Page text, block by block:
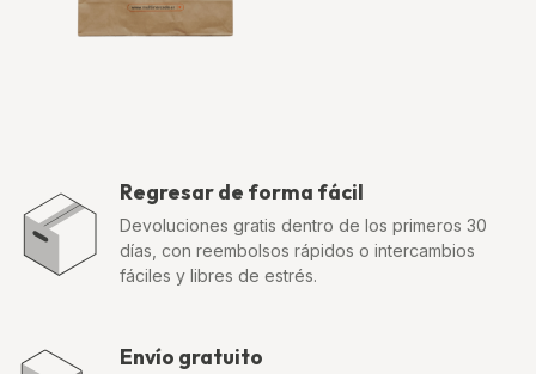
Regresar de forma fácil
Devoluciones gratis dentro de los primeros 30
días, con reembolsos rápidos o intercambios
fáciles y libres de estrés.
Envío gratuito